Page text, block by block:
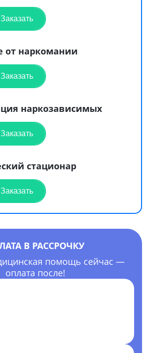
Заказать
от наркомании
Заказать
наркозависимых
Заказать
стационар
Заказать
В РАССРОЧКУ
помощь сейчас —
оплата после!